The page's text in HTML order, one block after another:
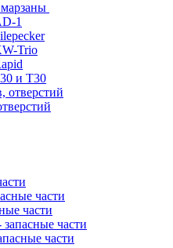
1
Trio
и Т30
части
части